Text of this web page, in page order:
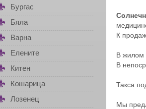
Бургас
Бяла
Варна
Елените
Китен
Кошарица
Лозенец
К
В жилом
В
Такса
Мы